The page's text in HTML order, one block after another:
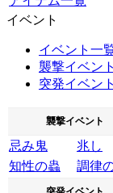
イベント
イベント一
襲撃イベン
突発イベン
襲撃イベント
忌み鬼
兆し
知性の蟲
調律